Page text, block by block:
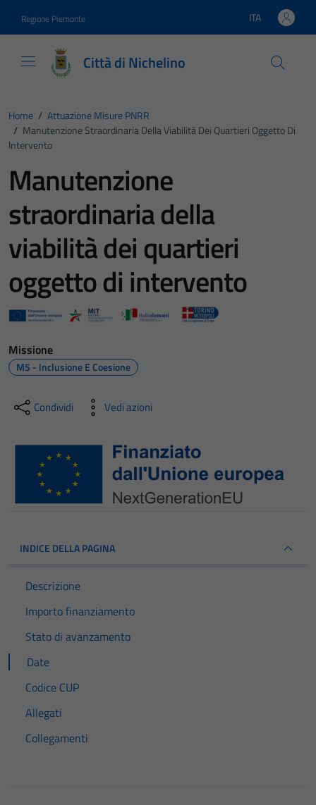
Regione Piemonte Lingua attiva:
ITA
Città di Nichelino
Home / Attuazione Misure PNRR
/ Manutenzione Straordinaria Della Viabilità Dei Quartieri Oggetto Di
Intervento
Manutenzione
straordinaria della
viabilità dei quartieri
oggetto di intervento
Missione
M5 - Inclusione E Coesione
Condividi Vedi azioni
INDICE DELLA PAGINA
Descrizione
Importo finanziamento
Stato di avanzamento
Date
Codice CUP
Allegati
Collegamenti